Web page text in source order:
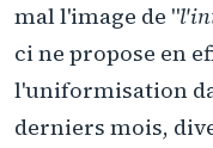
mal l'image de "
ci ne propose en
l'uniformisation
derniers mois,